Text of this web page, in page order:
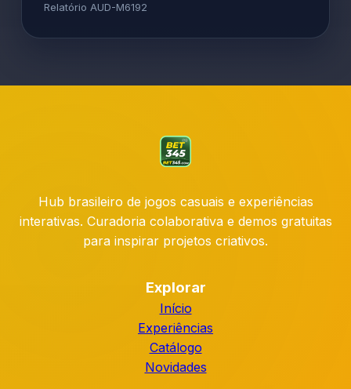
Relatório AUD-M6192
Hub brasileiro de jogos casuais e experiências
interativas. Curadoria colaborativa e demos gratuitas
para inspirar projetos criativos.
Explorar
Início
Experiências
Catálogo
Novidades